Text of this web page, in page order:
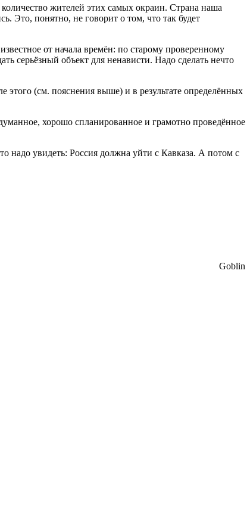
жителей этих самых окраин. Страна наша
Это, понятно, не говорит о том, что так будет
от начала времён: по старому проверенному
серьёзный объект для ненависти. Надо сделать нечто
этого (см. пояснения выше) и в результате определённых
хорошо спланированное и грамотно проведённое
надо увидеть: Россия должна уйти с Кавказа. А потом с
Goblin